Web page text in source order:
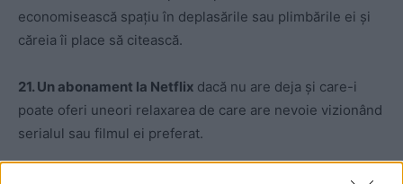
economisească spațiu în deplasările sau plimbările ei și
căreia îi place să citească.
21. Un abonament la Netflix dacă nu are deja și care-i
poate oferi uneori relaxarea de care are nevoie vizionând
serialul sau filmul ei preferat.
Cum alegi cea mai bună idee de cadou de Crăciun pentru